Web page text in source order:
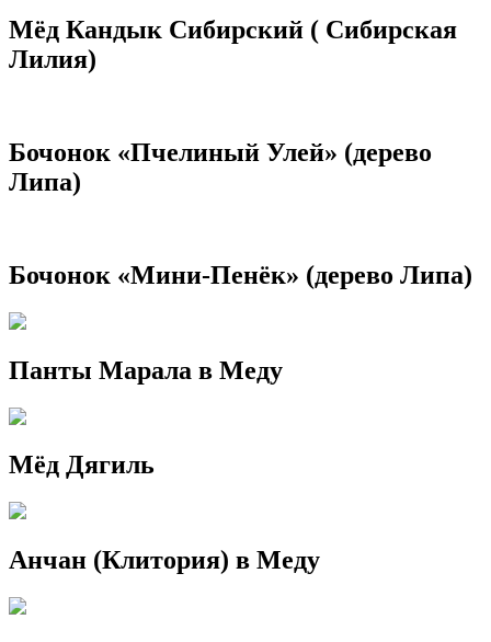
Мёд Кандык Сибирский ( Сибирская
Лилия)
Бочонок «Пчелиный Улей» (дерево
Липа)
Бочонок «Мини-Пенёк» (дерево Липа)
Панты Марала в Меду
Мёд Дягиль
Анчан (Клитория) в Меду